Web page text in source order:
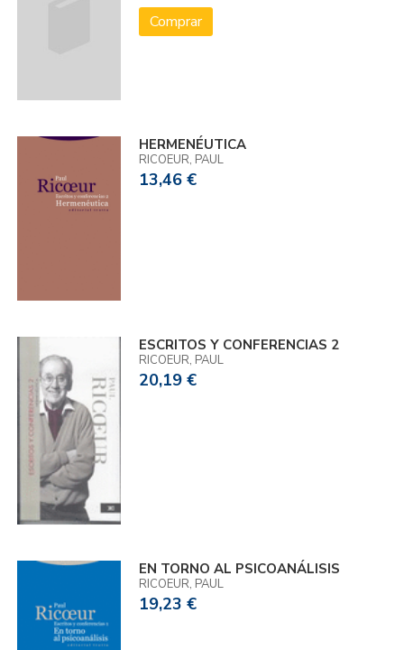
Comprar
HERMENÉUTICA
RICOEUR, PAUL
13,46 €
ESCRITOS Y CONFERENCIAS 2
RICOEUR, PAUL
20,19 €
EN TORNO AL PSICOANÁLISIS
RICOEUR, PAUL
19,23 €